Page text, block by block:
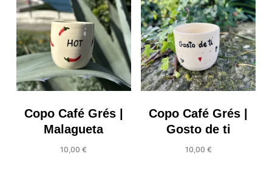
Copo Café Grés |
Malagueta
10,00€
Copo Café Grés |
Gosto de ti
10,00 €